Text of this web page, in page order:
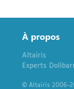
À propos
Altairis
Experts
© Altairis 2006-